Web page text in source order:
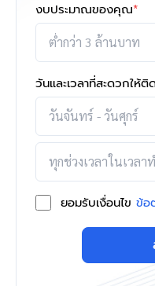
งบประมาณของคุณ*
วันและเวลาที่สะดวกให้
ยอมรับเงื่อนไข ข้อ